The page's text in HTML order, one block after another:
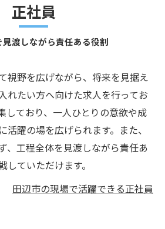
正社員
渡しながら責任ある役割
視野を広げながら、将来を見据え
れたい方へ向けた求人を行ってお
しており、一人ひとりの意欲や成
活躍の場を広げられます。また、
、工程全体を見渡しながら責任あ
していただけます。
田辺市の現場で活躍できる正社員